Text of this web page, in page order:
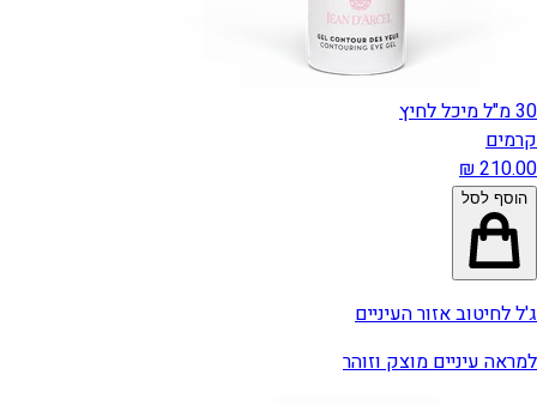
30 מ"ל מיכל לחיץ
קרמים
הוסף לסל
ג'ל לחיטוב אזור העיניים
למראה עיניים מוצק וזוהר